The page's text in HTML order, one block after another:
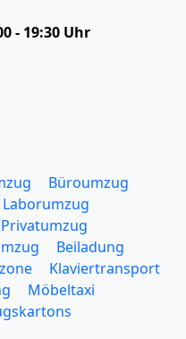
- 19:30 Uhr
Büroumzug
Laborumzug
Privatumzug
Beiladung
Klaviertransport
Möbeltaxi